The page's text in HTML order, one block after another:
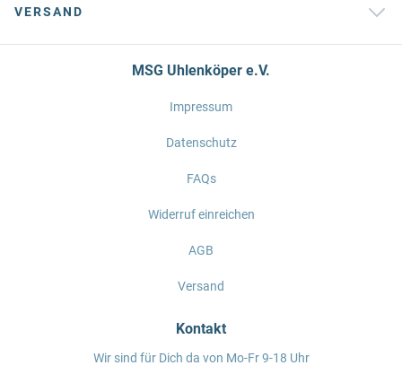
VERSAND
MSG Uhlenköper e.V.
Impressum
Datenschutz
FAQs
Widerruf einreichen
AGB
Versand
Kontakt
Wir sind für Dich da von Mo-Fr 9-18 Uhr